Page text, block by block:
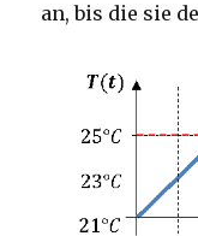
an, bis die sie